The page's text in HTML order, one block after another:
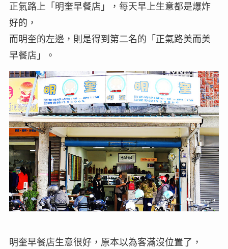
正氣路上「明奎早餐店」，每天早上生意都是爆炸
好的，
而明奎的左邊，則是得到第二名的「正氣路美而美
早餐店」。
明奎早餐店生意很好，原本以為客滿沒位置了，